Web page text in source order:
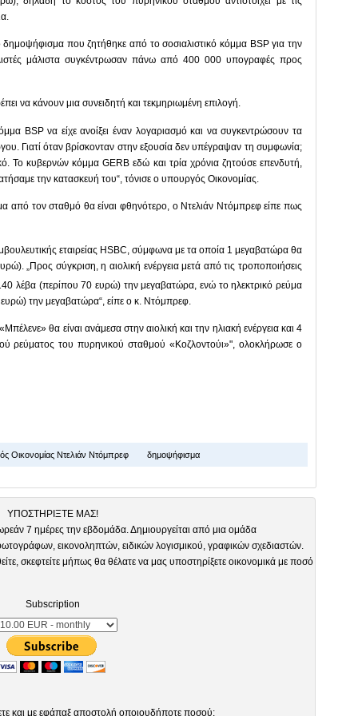
που ζητήθηκε από το σοσιαλιστικό κόμμα BSP για την
μάλιστα συγκέντρωσαν πάνω από 400 000 υπογραφές προς
να κάνουν μια συνειδητή και τεκμηριωμένη επιλογή.
BSP να είχε ανοίξει έναν λογαριασμό και να συγκεντρώσουν τα
Γιατί όταν βρίσκονταν στην εξουσία δεν υπέγραψαν τη συμφωνία;
Το κυβερνών κόμμα GERB εδώ και τρία χρόνια ζητούσε επενδυτή,
την κατασκευή του“, τόνισε ο υπουργός Οικονομίας.
από τον σταθμό θα είναι φθηνότερο, ο Ντελιάν Ντόμπρεφ είπε πως
εταιρείας HSBC, σύμφωνα με τα οποία 1 μεγαβατώρα θα
„Προς σύγκριση, η αιολική ενέργεια μετά από τις τροποποιήσεις
λέβα (περίπου 70 ευρώ) την μεγαβατώρα, ενώ το ηλεκτρικό ρεύμα
την μεγαβατώρα“, είπε ο κ. Ντόμπρεφ.
θα είναι ανάμεσα στην αιολική και την ηλιακή ενέργεια και 4
ρεύματος του πυρηνικού σταθμού «Κοζλοντούι»", ολοκλήρωσε ο
Οικονομίας Ντελιάν Ντόμπρεφ δημοψήφισμα
ΥΠΟΣΤΗΡΙΞΤΕ ΜΑΣ!
7 ημέρες την εβδομάδα. Δημιουργείται από μια ομάδα
εικονοληπτών, ειδικών λογισμικού, γραφικών σχεδιαστών.
σκεφτείτε μήπως θα θέλατε να μας υποστηρίξετε οικονομικά με ποσό
Subscription
και με εφάπαξ αποστολή οποιουδήποτε ποσού: